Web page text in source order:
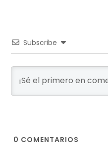
Subscribe
0 COMENTARIOS